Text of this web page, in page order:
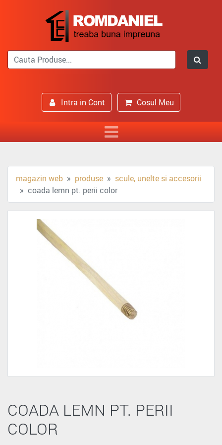
Intra in Cont Cosul Meu
magazin web produse
scule, unelte si accesorii
coada lemn pt. perii color
COADA LEMN PT. PERII
COLOR